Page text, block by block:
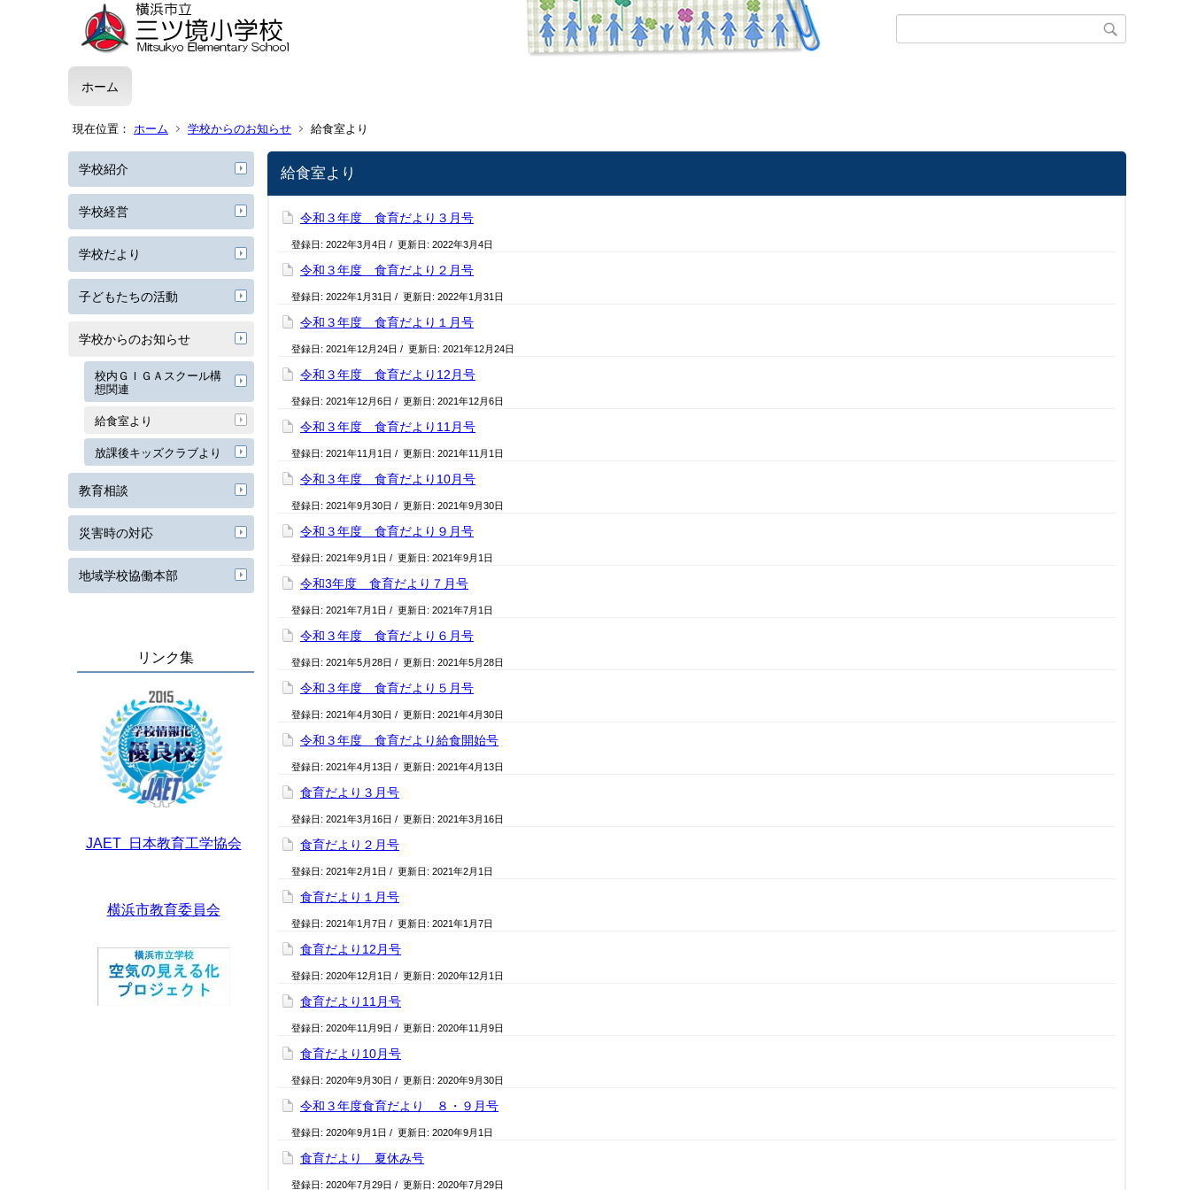
ホーム
現在位置： ホーム 学校からのお知らせ 給食室より
学校紹介
学校経営
学校だより
子どもたちの活動
学校からのお知らせ
校内ＧＩＧＡスクール構
想関連
給食室より
放課後キッズクラブより
教育相談
災害時の対応
地域学校協働本部
リンク集
JAET 日本教育工学協会
横浜市教育委員会
給食室より
令和３年度 食育だより３月号
登録日: 2022年3月4日 / 更新日: 2022年3月4日
令和３年度 食育だより２月号
登録日: 2022年1月31日 / 更新日: 2022年1月31日
令和３年度 食育だより１月号
登録日: 2021年12月24日 / 更新日: 2021年12月24日
令和３年度 食育だより12月号
登録日: 2021年12月6日 / 更新日: 2021年12月6日
令和３年度 食育だより11月号
登録日: 2021年11月1日 / 更新日: 2021年11月1日
令和３年度 食育だより10月号
登録日: 2021年9月30日 / 更新日: 2021年9月30日
令和３年度 食育だより９月号
登録日: 2021年9月1日 / 更新日: 2021年9月1日
令和3年度 食育だより７月号
登録日: 2021年7月1日 / 更新日: 2021年7月1日
令和３年度 食育だより６月号
登録日: 2021年5月28日 / 更新日: 2021年5月28日
令和３年度 食育だより５月号
登録日: 2021年4月30日 / 更新日: 2021年4月30日
令和３年度 食育だより給食開始号
登録日: 2021年4月13日 / 更新日: 2021年4月13日
食育だより３月号
登録日: 2021年3月16日 / 更新日: 2021年3月16日
食育だより２月号
登録日: 2021年2月1日 / 更新日: 2021年2月1日
食育だより１月号
登録日: 2021年1月7日 / 更新日: 2021年1月7日
食育だより12月号
登録日: 2020年12月1日 / 更新日: 2020年12月1日
食育だより11月号
登録日: 2020年11月9日 / 更新日: 2020年11月9日
食育だより10月号
登録日: 2020年9月30日 / 更新日: 2020年9月30日
令和３年度食育だより ８・９月号
登録日: 2020年9月1日 / 更新日: 2020年9月1日
食育だより 夏休み号
登録日: 2020年7月29日 / 更新日: 2020年7月29日